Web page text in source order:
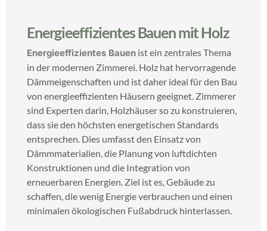
Energieeffizientes Bauen mit Holz
Energieeffizientes Bauen ist ein zentrales Thema
in der modernen Zimmerei. Holz hat hervorragende
Dämmeigenschaften und ist daher ideal für den Bau
von energieeffizienten Häusern geeignet. Zimmerer
sind Experten darin, Holzhäuser so zu konstruieren,
dass sie den höchsten energetischen Standards
entsprechen. Dies umfasst den Einsatz von
Dämmmaterialien, die Planung von luftdichten
Konstruktionen und die Integration von
erneuerbaren Energien. Ziel ist es, Gebäude zu
schaffen, die wenig Energie verbrauchen und einen
minimalen ökologischen Fußabdruck hinterlassen.